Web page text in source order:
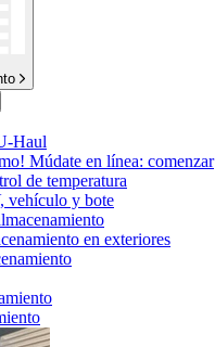
Haul
Múdate en línea: comenzar
de temperatura
vehículo y bote
en exteriores